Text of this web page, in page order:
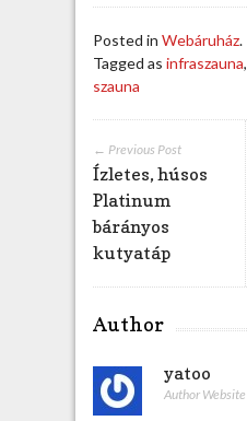
z
é
h
Posted in Webáruház.
Tagged as infraszauna,
szauna
← Previous Post
Ízletes, húsos
Platinum
bárányos
kutyatáp
Author
yatoo
Author Website